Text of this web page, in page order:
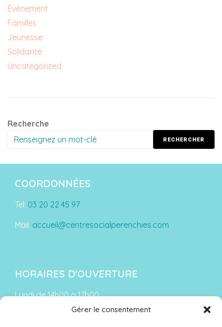
Gérer le consentement
Évènement
Familles
Jeunesse
Solidarité
Uncategorized
Recherche
RECHERCHER
COORDONNÉES
Tel: 03 20 22 45 97
Mail: accueil@centresocialperenchies.com
HORAIRES D'OUVERTURE
Lundi de 14h00 à 17h00
Du mardi au vendredi :